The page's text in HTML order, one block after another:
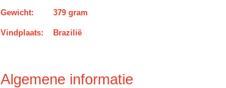
Gewicht:
379 gram
Vindplaats: Brazilië
Algemene informatie